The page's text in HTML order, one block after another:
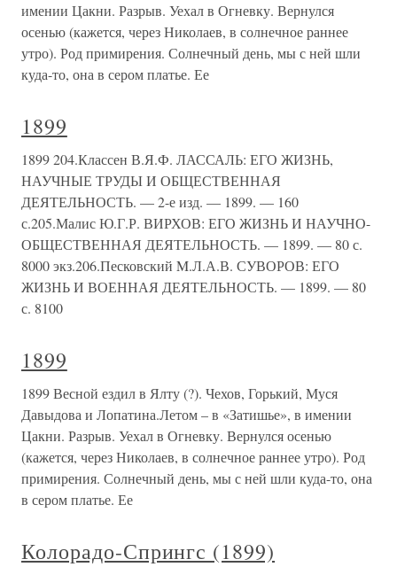
имении Цакни. Разрыв. Уехал в Огневку. Вернулся
осенью (кажется, через Николаев, в солнечное раннее
утро). Род примирения. Солнечный день, мы с ней шли
куда-то, она в сером платье. Ее
1899
1899 204.Классен В.Я.Ф. ЛАССАЛЬ: ЕГО ЖИЗНЬ,
НАУЧНЫЕ ТРУДЫ И ОБЩЕСТВЕННАЯ
ДЕЯТЕЛЬНОСТЬ. — 2-е изд. — 1899. — 160
с.205.Малис Ю.Г.Р. ВИРХОВ: ЕГО ЖИЗНЬ И НАУЧНО-
ОБЩЕСТВЕННАЯ ДЕЯТЕЛЬНОСТЬ. — 1899. — 80 с.
8000 экз.206.Песковский M.Л.А.В. СУВОРОВ: ЕГО
ЖИЗНЬ И ВОЕННАЯ ДЕЯТЕЛЬНОСТЬ. — 1899. — 80
с. 8100
1899
1899 Весной ездил в Ялту (?). Чехов, Горький, Муся
Давыдова и Лопатина.Летом – в «Затишье», в имении
Цакни. Разрыв. Уехал в Огневку. Вернулся осенью
(кажется, через Николаев, в солнечное раннее утро). Род
примирения. Солнечный день, мы с ней шли куда-то, она
в сером платье. Ее
Колорадо-Спрингс (1899)